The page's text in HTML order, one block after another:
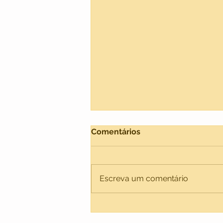
Checklist de Pessach
Comentários
Escreva um comentário